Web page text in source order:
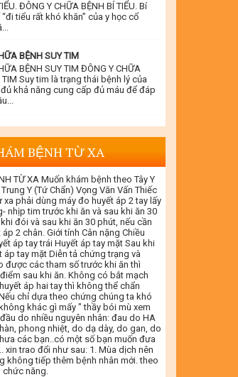
ĐÔNG Y CHỮA BỆNH BÍ TIỂU. Bí
tiểu rất khó khăn” của y học cổ
BỆNH SUY TIM
BỆNH SUY TIM ĐÔNG Y CHỮA
TIM Suy tim là trạng thái bệnh lý của
khả năng cung cấp đủ máu để đáp
BỆNH TỪ XA
TỪ XA Muốn khám bệnh theo Tây Y
Y (Tứ Chẩn) Vọng Văn Vấn Thiếc
phải dùng máy đo huyết áp 2 tay lấy
nhịp tim trước khi ăn và sau khi ăn 30
đói và sau khi ăn 30 phút, nếu cần
2 chân. Giới tính Cân nặng Chiều
áp tay trái Huyết áp tay mặt Sau khi
áp tay mặt Diễn tả chứng trạng và
được các tham số trước khi ăn thì
sau khi ăn. Không có bắt mạch
áp hai tay thì không thể chẩn
chỉ dựa theo chứng chúng ta khó
khác gì mấy " thầy bói mù xem
do nhiều nguyên nhân: đau do HA
phong nhiệt, do dạ dày, do gan, do
các bạn..có một số bạn muốn đưa
xin trao đổi như sau: 1. Mùa dịch nên
không tiếp thêm bệnh nhân mới. theo
năng.